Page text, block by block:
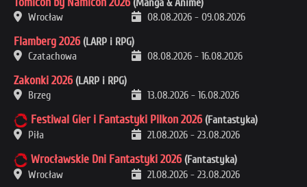
(Manga & Anime)
Wrocław
08.08.2026 - 09.08.2026
Flamberg 2026 (LARP i RPG)
Czatachowa
08.08.2026 - 16.08.2026
Zakonki 2026 (LARP i RPG)
Brzeg
13.08.2026 - 16.08.2026
Festiwal Gier i Fantastyki Pilkon 2026 (Fantastyka)
Piła
21.08.2026 - 23.08.2026
Wrocławskie Dni Fantastyki 2026 (Fantastyka)
Wrocław
21.08.2026 - 23.08.2026